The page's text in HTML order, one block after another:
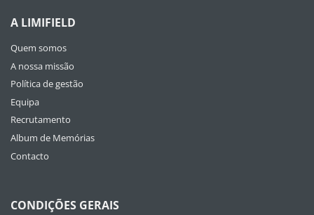
A LIMIFIELD
Quem somos
A nossa missão
Política de gestão
Equipa
Recrutamento
Album de Memórias
Contacto
CONDIÇÕES GERAIS